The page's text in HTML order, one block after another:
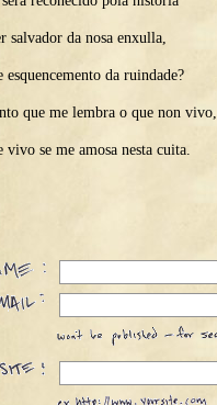
salvador da nosa enxulla,
esquencemento da ruindade?
que me lembra o que non vivo,
vivo se me amosa nesta cuita.